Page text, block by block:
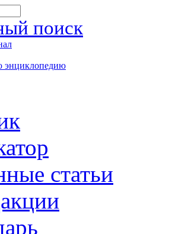
поиск
энциклопедию
статьи